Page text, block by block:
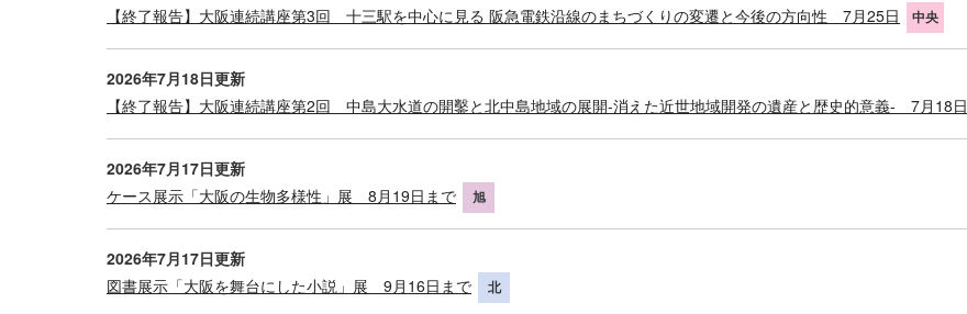
【終了報告】大阪連続講座第3回 十三駅を中心に見る 阪急電鉄沿線のまちづくりの変遷と今後の方向性 7月25日
中央
2026年7月18日更新
【終了報告】大阪連続講座第2回 中島大水道の開鑿と北中島地域の展開-消えた近世地域開発の遺産と歴史的意義- 7月18日
2026年7月17日更新
ケース展示「大阪の生物多様性」展 8月19日まで
旭
2026年7月17日更新
図書展示「大阪を舞台にした小説」展 9月16日まで
北